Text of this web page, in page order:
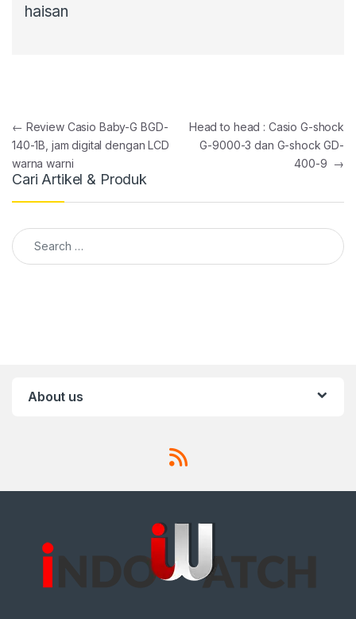
haisan
Post navigation
← Review Casio Baby-G BGD-
140-1B, jam digital dengan LCD
warna warni
Head to head : Casio G-shock
G-9000-3 dan G-shock GD-
400-9 →
Cari Artikel & Produk
Search for:
About us